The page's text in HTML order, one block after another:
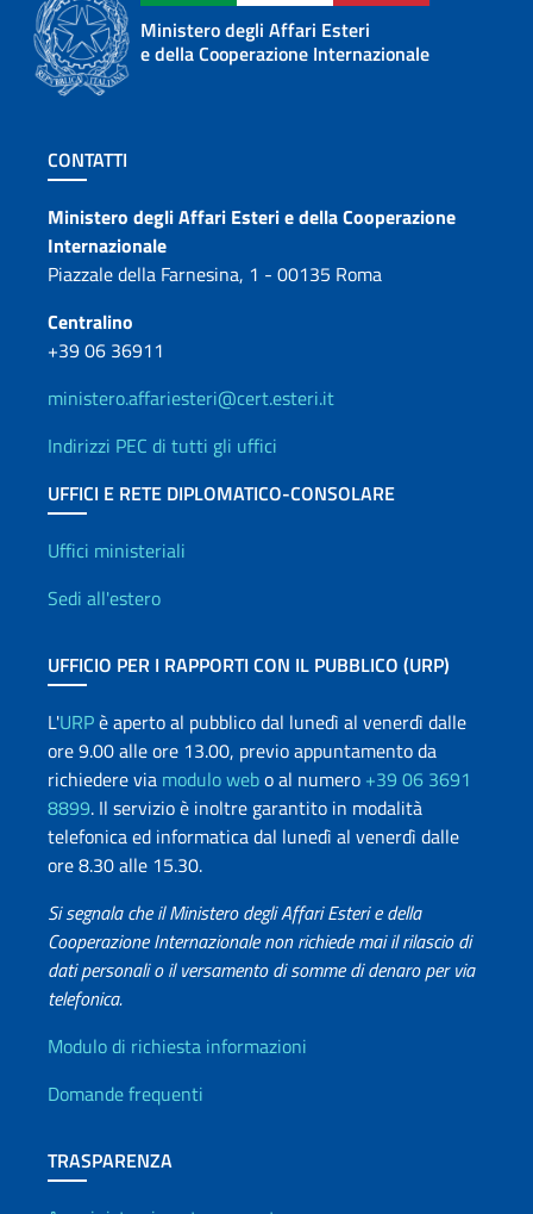
Ministero degli Affari Esteri
e della Cooperazione Internazionale
Sezione footer
CONTATTI
Contatti
Ministero degli Affari Esteri e della Cooperazione
Internazionale
Piazzale della Farnesina, 1 - 00135 Roma
Centralino
+39 06 36911
ministero.affariesteri@cert.esteri.it
Indirizzi PEC di tutti gli uffici
UFFICI E RETE DIPLOMATICO-CONSOLARE
Uffici e Rete diplomatica
Uffici ministeriali
Sedi all'estero
UFFICIO PER I RAPPORTI CON IL PUBBLICO (URP)
L'URPè aperto al pubblico dal lunedì al venerdì dalle
ore 9.00 alle ore 13.00, previo appuntamento da
richiedere via modulo webo al numero +39 06 3691
8899. Il servizio è inoltre garantito in modalità
telefonica ed informatica dal lunedì al venerdì dalle
ore 8.30 alle 15.30.
Si segnala che il Ministero degli Affari Esteri e della
Cooperazione Internazionale non richiede mai il rilascio di
dati personali o il versamento di somme di denaro per via
telefonica.
Info utili
Modulo di richiesta informazioni
Domande frequenti
TRASPARENZA